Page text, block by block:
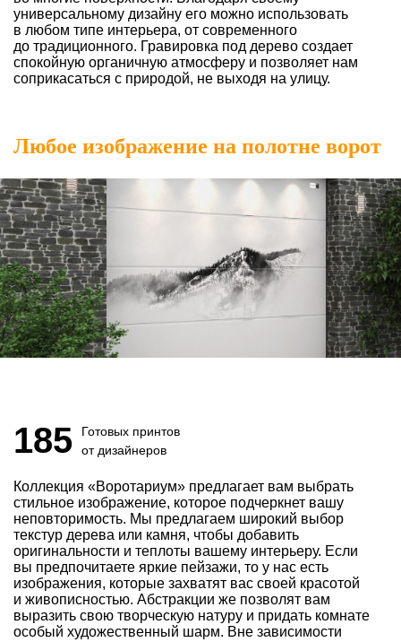
универсальному дизайну его можно использовать
в любом типе интерьера, от современного
до традиционного. Гравировка под дерево создает
спокойную органичную атмосферу и позволяет нам
соприкасаться с природой, не выходя на улицу.
Любое изображение на полотне ворот
185
Готовых принтов
от дизайнеров
Коллекция «Воротариум» предлагает вам выбрать
стильное изображение, которое подчеркнет вашу
неповторимость. Мы предлагаем широкий выбор
текстур дерева или камня, чтобы добавить
оригинальности и теплоты вашему интерьеру. Если
вы предпочитаете яркие пейзажи, то у нас есть
изображения, которые захватят вас своей красотой
и живописностью. Абстракции же позволят вам
выразить свою творческую натуру и придать комнате
особый художественный шарм. Вне зависимости